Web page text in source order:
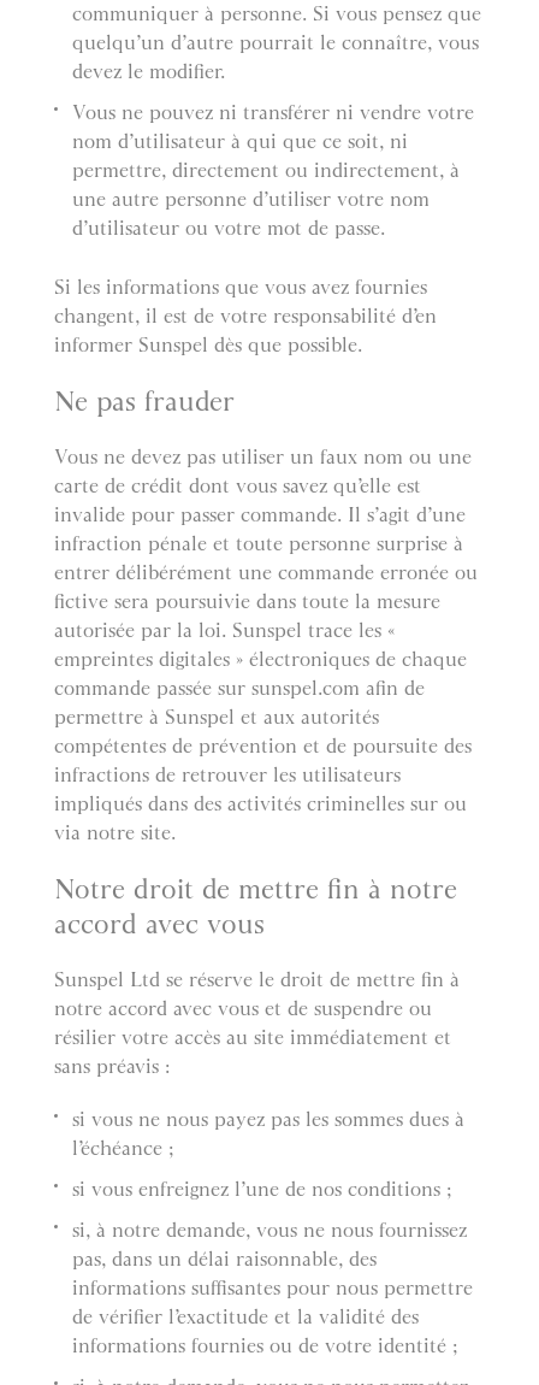
communiquer à personne. Si vous pensez que
quelqu’un d’autre pourrait le connaître, vous
devez le modifier.
Vous ne pouvez ni transférer ni vendre votre
nom d’utilisateur à qui que ce soit, ni
permettre, directement ou indirectement, à
une autre personne d’utiliser votre nom
d’utilisateur ou votre mot de passe.
Si les informations que vous avez fournies
changent, il est de votre responsabilité d’en
informer Sunspel dès que possible.
Ne pas frauder
Vous ne devez pas utiliser un faux nom ou une
carte de crédit dont vous savez qu’elle est
invalide pour passer commande. Il s’agit d’une
infraction pénale et toute personne surprise à
entrer délibérément une commande erronée ou
fictive sera poursuivie dans toute la mesure
autorisée par la loi. Sunspel trace les «
empreintes digitales » électroniques de chaque
commande passée sur sunspel.com afin de
permettre à Sunspel et aux autorités
compétentes de prévention et de poursuite des
infractions de retrouver les utilisateurs
impliqués dans des activités criminelles sur ou
via notre site.
Notre droit de mettre fin à notre
accord avec vous
Sunspel Ltd se réserve le droit de mettre fin à
notre accord avec vous et de suspendre ou
résilier votre accès au site immédiatement et
sans préavis :
si vous ne nous payez pas les sommes dues à
l’échéance ;
si vous enfreignez l’une de nos conditions ;
si, à notre demande, vous ne nous fournissez
pas, dans un délai raisonnable, des
informations suffisantes pour nous permettre
de vérifier l’exactitude et la validité des
informations fournies ou de votre identité ;